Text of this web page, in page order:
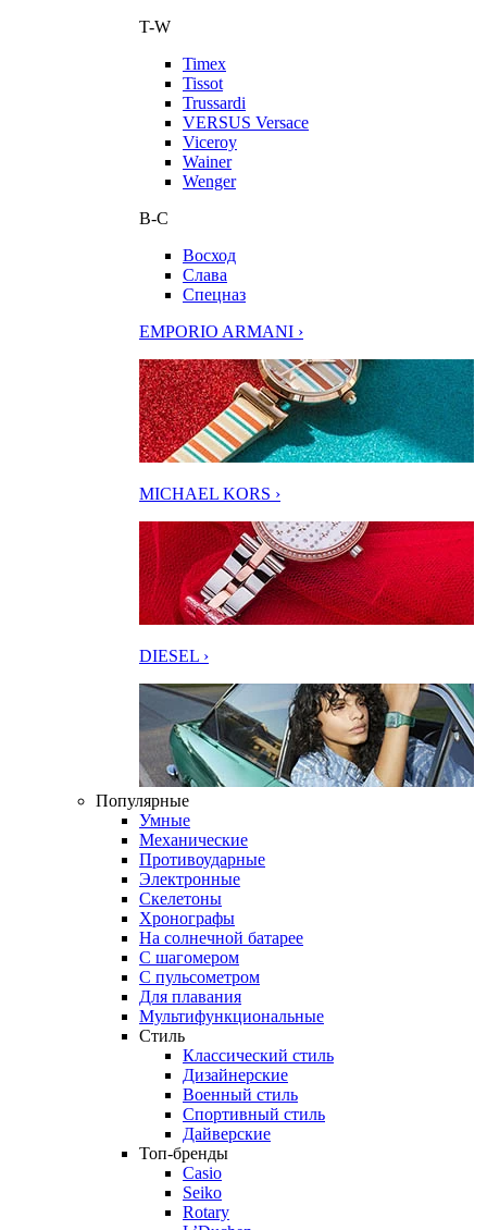
T-W
Timex
Tissot
Trussardi
VERSUS Versace
Viceroy
Wainer
Wenger
В-С
Восход
Слава
Спецназ
EMPORIO ARMANI ›
MICHAEL KORS ›
DIESEL ›
Популярные
Умные
Механические
Противоударные
Электронные
Скелетоны
Хронографы
На солнечной батарее
С шагомером
С пульсометром
Для плавания
Мультифункциональные
Стиль
Классический стиль
Дизайнерские
Военный стиль
Спортивный стиль
Дайверские
Топ-бренды
Casio
Seiko
Rotary